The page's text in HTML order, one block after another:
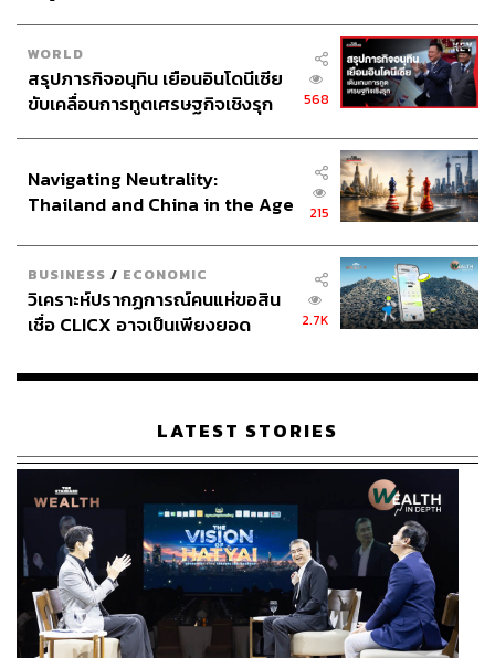
WORLD
สรุปภารกิจอนุทิน เยือนอินโดนีเซีย
ขับเคลื่อนการทูตเศรษฐกิจเชิงรุก
568
Navigating Neutrality:
Thailand and China in the Age
215
BUSINESS / ECONOMIC
วิเคราะห์ปรากฏการณ์คนแห่ขอสิน
เชื่อ CLICX อาจเป็นเพียงยอด
เรือนไทยที่ถูกซุกไว้
2.7K
LATEST STORIES